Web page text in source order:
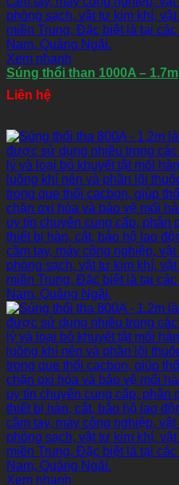
Xem nhanh
Súng thổi than 1000A – 1.7m
Liên hệ
Xem nhanh